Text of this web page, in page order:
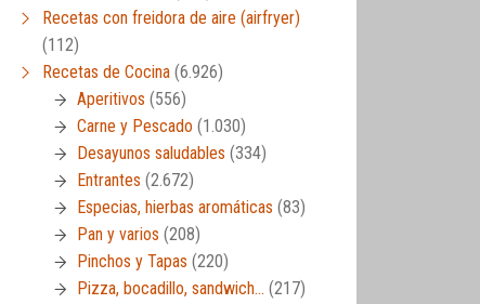
Recetas con freidora de aire (airfryer)
(112)
Recetas de Cocina (6.926)
Aperitivos (556)
Carne y Pescado (1.030)
Desayunos saludables (334)
Entrantes (2.672)
Especias, hierbas aromáticas (83)
Pan y varios (208)
Pinchos y Tapas (220)
Pizza, bocadillo, sandwich… (217)